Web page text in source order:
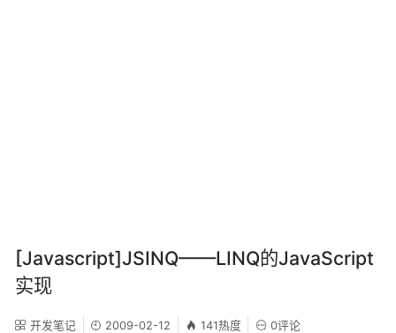
[Javascript]JSINQ——LINQ的JavaScript
实现
开发笔记 2009-02-12 141热度 0评论